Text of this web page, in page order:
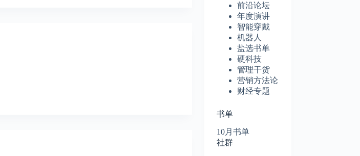
前沿论坛
年度演讲
智能穿戴
机器人
盐选书单
硬科技
管理干货
营销方法论
财经专题
书单
10月书单
社群